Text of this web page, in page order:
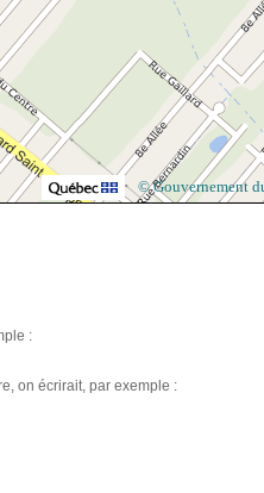
© Gouvernement
:
on écrirait, par exemple :